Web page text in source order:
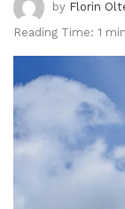
by Florin
Reading Time: 1